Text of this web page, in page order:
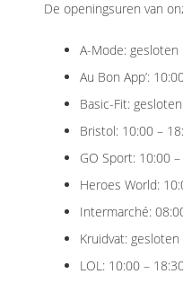
De openingsuren van
A-Mode: gesloten
Au Bon App’:
Basic-Fit: gesloten
Bristol: 10:00 –
GO Sport: 10:00
Heroes World:
Intermarché:
Kruidvat: gesloten
LOL: 10:00 –